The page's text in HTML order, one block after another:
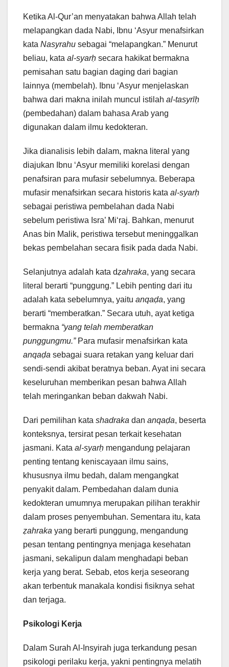
Ketika Al-Qur’an menyatakan bahwa Allah telah
melapangkan dada Nabi, Ibnu ‘Asyur menafsirkan
kata Nasyrahu sebagai “melapangkan.” Menurut
beliau, kata al-syarḥ secara hakikat bermakna
pemisahan satu bagian daging dari bagian
lainnya (membelah). Ibnu ‘Asyur menjelaskan
bahwa dari makna inilah muncul istilah al-tasyrīḥ
(pembedahan) dalam bahasa Arab yang
digunakan dalam ilmu kedokteran.
Jika dianalisis lebih dalam, makna literal yang
diajukan Ibnu ‘Asyur memiliki korelasi dengan
penafsiran para mufasir sebelumnya. Beberapa
mufasir menafsirkan secara historis kata al-syarḥ
sebagai peristiwa pembelahan dada Nabi
sebelum peristiwa Isra’ Mi‘raj. Bahkan, menurut
Anas bin Malik, peristiwa tersebut meninggalkan
bekas pembelahan secara fisik pada dada Nabi.
Selanjutnya adalah kata dẓahraka, yang secara
literal berarti “punggung.” Lebih penting dari itu
adalah kata sebelumnya, yaitu anqaḍa, yang
berarti “memberatkan.” Secara utuh, ayat ketiga
bermakna “yang telah memberatkan
punggungmu.”Para mufasir menafsirkan kata
anqaḍa sebagai suara retakan yang keluar dari
sendi-sendi akibat beratnya beban. Ayat ini secara
keseluruhan memberikan pesan bahwa Allah
telah meringankan beban dakwah Nabi.
Dari pemilihan kata shadraka dan anqaḍa, beserta
konteksnya, tersirat pesan terkait kesehatan
jasmani. Kata al-syarḥ mengandung pelajaran
penting tentang keniscayaan ilmu sains,
khususnya ilmu bedah, dalam mengangkat
penyakit dalam. Pembedahan dalam dunia
kedokteran umumnya merupakan pilihan terakhir
dalam proses penyembuhan. Sementara itu, kata
ẓahraka yang berarti punggung, mengandung
pesan tentang pentingnya menjaga kesehatan
jasmani, sekalipun dalam menghadapi beban
kerja yang berat. Sebab, etos kerja seseorang
akan terbentuk manakala kondisi fisiknya sehat
dan terjaga.
Psikologi Kerja
Dalam Surah Al-Insyirah juga terkandung pesan
psikologi perilaku kerja, yakni pentingnya melatih